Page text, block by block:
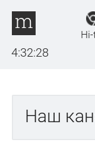
4:32:28
Hi-tech
Наш